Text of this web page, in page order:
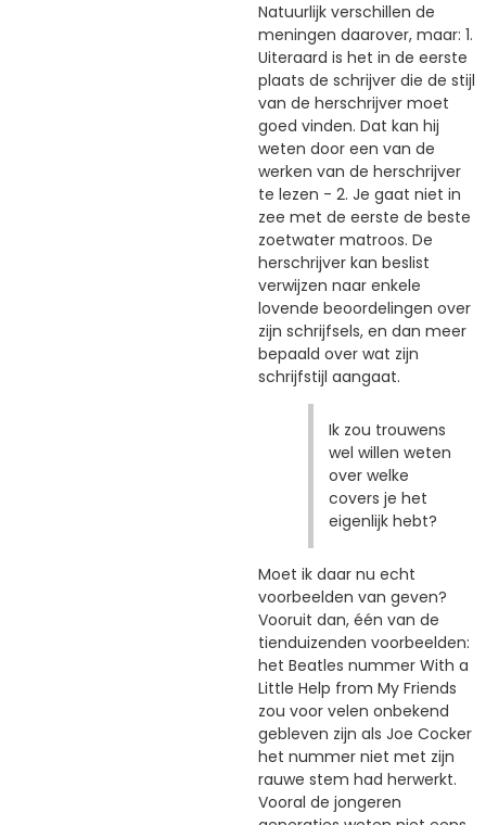
Natuurlijk verschillen de
meningen daarover, maar: 1.
Uiteraard is het in de eerste
plaats de schrijver die de stijl
van de herschrijver moet
goed vinden. Dat kan hij
weten door een van de
werken van de herschrijver
te lezen - 2. Je gaat niet in
zee met de eerste de beste
zoetwater matroos. De
herschrijver kan beslist
verwijzen naar enkele
lovende beoordelingen over
zijn schrijfsels, en dan meer
bepaald over wat zijn
schrijfstijl aangaat.
Ik zou trouwens
wel willen weten
over welke
covers je het
eigenlijk hebt?
Moet ik daar nu echt
voorbeelden van geven?
Vooruit dan, één van de
tienduizenden voorbeelden:
het Beatles nummer With a
Little Help from My Friends
zou voor velen onbekend
gebleven zijn als Joe Cocker
het nummer niet met zijn
rauwe stem had herwerkt.
Vooral de jongeren